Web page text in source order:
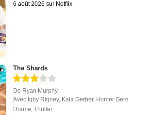
6 août 2026 sur Netflix
The Shards
De Ryan Murphy
Avec Igby Rigney, Kaia Gerber, Homer Gere
Drame,Thriller